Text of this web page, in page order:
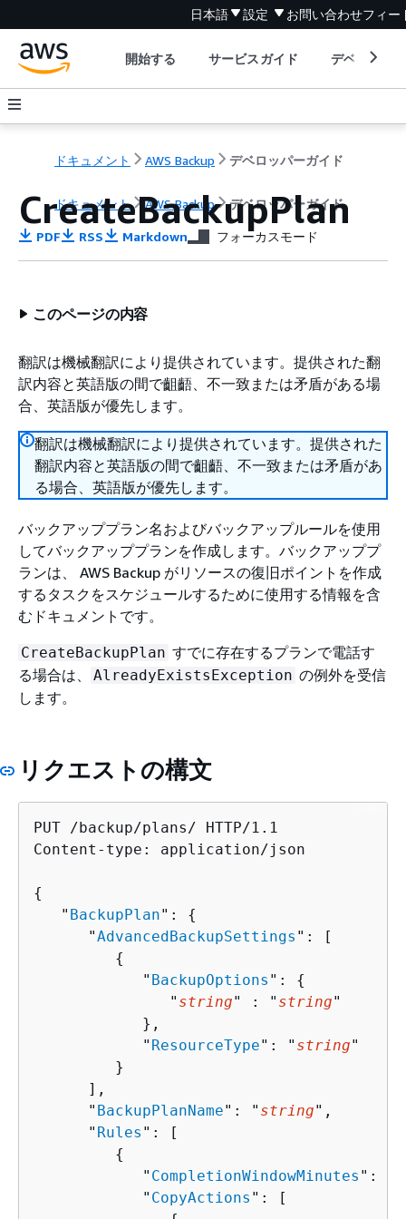
日本語 設定 お問い合わせフィー
開始する サービスガイド デベロッパ
ドキュメント AWS Backup デベロッパーガイド
ドキュメント AWS Backup デベロッパーガイド
CreateBackupPlan
PDF RSS Markdown フォーカスモード
このページの内容
翻訳は機械翻訳により提供されています。提供された翻
訳内容と英語版の間で齟齬、不一致または矛盾がある場
合、英語版が優先します。
翻訳は機械翻訳により提供されています。提供された
翻訳内容と英語版の間で齟齬、不一致または矛盾があ
る場合、英語版が優先します。
バックアッププラン名およびバックアップルールを使用
してバックアッププランを作成します。バックアッププ
ランは、 AWS Backup がリソースの復旧ポイントを作成
するタスクをスケジュールするために使用する情報を含
むドキュメントです。
CreateBackupPlan すでに存在するプランで電話す
る場合は、
AlreadyExistsException の例外を受信
します。
リクエストの構文
PUT /backup/plans/ HTTP/1.1
Content-type: application/json
{
   "
BackupPlan": {
      "
AdvancedBackupSettings ": [
{
            "
BackupOptions ": {
               "
string" : " string"
            },
            "
ResourceType": " string"
         }
      ],
      "
BackupPlanName": " string",
      "
Rules ": [
{
            "
CompletionWindowMinutes ":
            "
CopyActions ": [